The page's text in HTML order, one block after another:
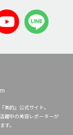
美的』公式サイト。
躍中の美容レポーターが
す。